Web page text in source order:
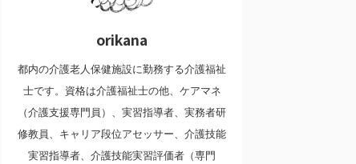
orikana
都内の介護老人保健施設に勤務する介護福祉
士です。資格は介護福祉士の他、ケアマネ
（介護支援専門員）、実習指導者、実務者研
修教員、キャリア段位アセッサー、介護技能
実習指導者、介護技能実習評価者（専門